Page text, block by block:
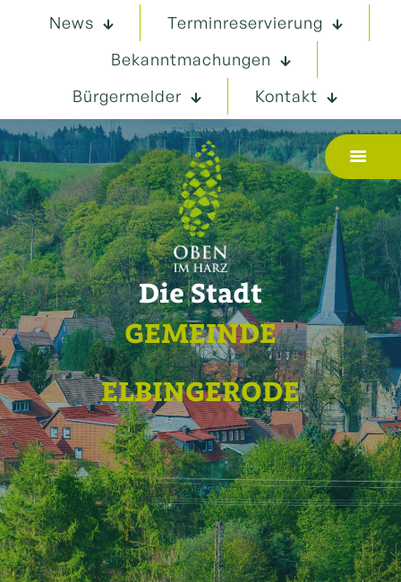
News
Terminreservierung
Bekanntmachungen
Bürgermelder
Kontakt
Die Stadt
GEMEINDE
ELBINGERODE